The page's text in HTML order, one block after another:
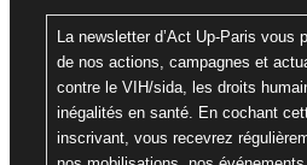
La newsletter d’Act Up-Paris vous
de nos actions, campagnes et
contre le VIH/sida, les droits
inégalités en santé. En cochant
inscrivant, vous recevrez